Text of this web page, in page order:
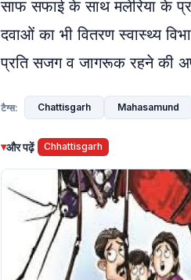
साफ सफाई के साथ मलेरिया के
दवाओं का भी वितरण स्वास्थ्य
प्रति सजग व जागरूक रहने की
टैग्स: Chattisgarh Mahasamund
▾और पढ़ें Chhattisgarh